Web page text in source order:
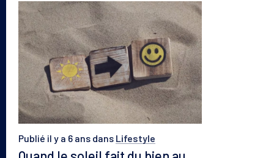
Publié il y a 6 ans dans Lifestyle